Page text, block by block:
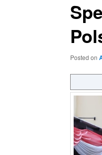
Posted on